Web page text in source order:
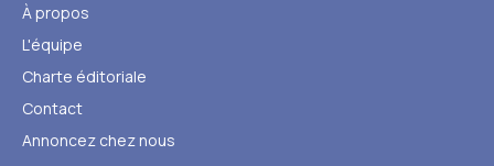
À propos
L'équipe
Charte éditoriale
Contact
Annoncez chez nous